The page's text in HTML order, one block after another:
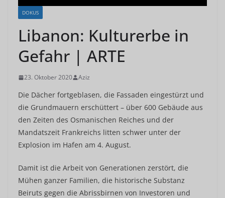
DOKUS
Libanon: Kulturerbe in
Gefahr | ARTE
23. Oktober 2020 Aziz
Die Dächer fortgeblasen, die Fassaden eingestürzt und
die Grundmauern erschüttert – über 600 Gebäude aus
den Zeiten des Osmanischen Reiches und der
Mandatszeit Frankreichs litten schwer unter der
Explosion im Hafen am 4. August.
Damit ist die Arbeit von Generationen zerstört, die
Mühen ganzer Familien, die historische Substanz
Beiruts gegen die Abrissbirnen von Investoren und